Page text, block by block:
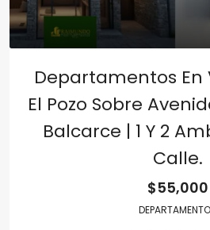
Departamentos En
El Pozo Sobre
Balcarce | 1 Y 2
Calle.
$55,000